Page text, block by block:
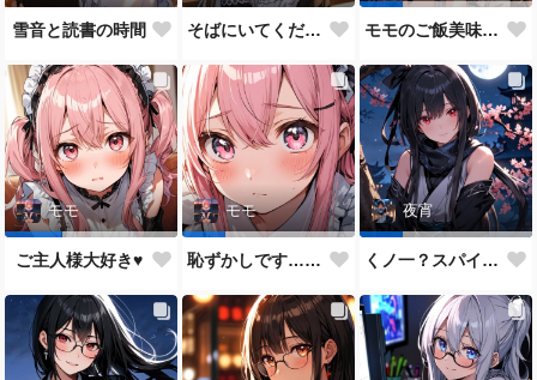
雪音と読書の時間 そばにいてください♥ モモのご飯美味しい？
モモ
ご主人様大好き♥
モモ
恥ずかしです…ご主人様♥
夜宵
くノ一？スパイ？どっちがいいかな？